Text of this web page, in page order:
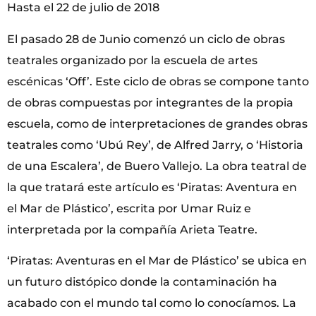
Hasta el 22 de julio de 2018
El pasado 28 de Junio comenzó un ciclo de obras
teatrales organizado por la escuela de artes
escénicas ‘Off’. Este ciclo de obras se compone tanto
de obras compuestas por integrantes de la propia
escuela, como de interpretaciones de grandes obras
teatrales como ‘Ubú Rey’, de Alfred Jarry, o ‘Historia
de una Escalera’, de Buero Vallejo. La obra teatral de
la que tratará este artículo es ‘Piratas: Aventura en
el Mar de Plástico’, escrita por Umar Ruiz e
interpretada por la compañía Arieta Teatre.
‘Piratas: Aventuras en el Mar de Plástico’ se ubica en
un futuro distópico donde la contaminación ha
acabado con el mundo tal como lo conocíamos. La